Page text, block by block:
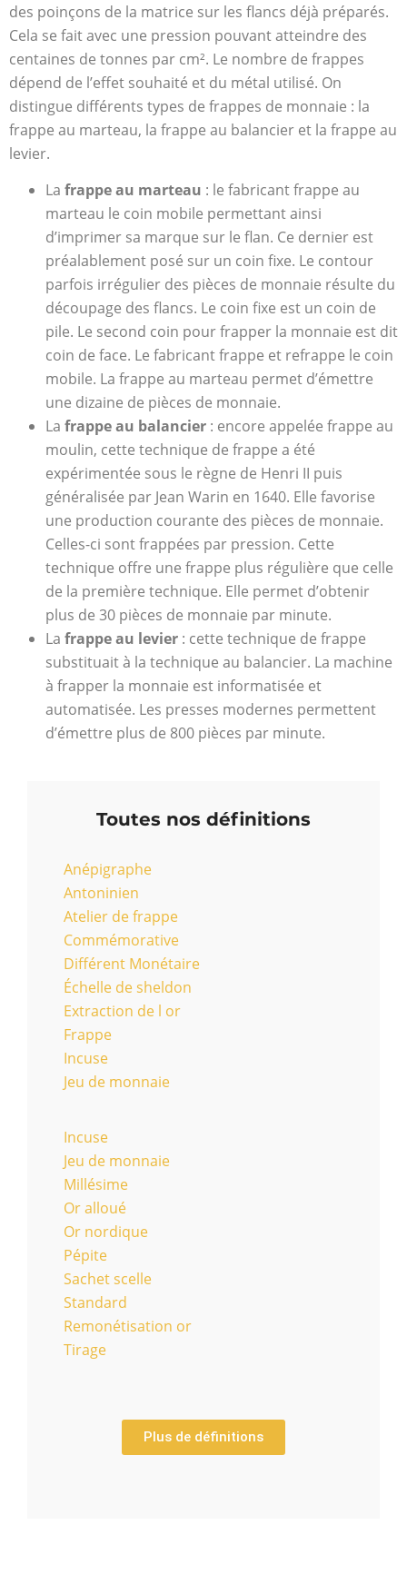
des poinçons de la matrice sur les flancs déjà préparés.
Cela se fait avec une pression pouvant atteindre des
centaines de tonnes par cm². Le nombre de frappes
dépend de l’effet souhaité et du métal utilisé. On
distingue différents types de frappes de monnaie : la
frappe au marteau, la frappe au balancier et la frappe au
levier.
La frappe au marteau : le fabricant frappe au
marteau le coin mobile permettant ainsi
d’imprimer sa marque sur le flan. Ce dernier est
préalablement posé sur un coin fixe. Le contour
parfois irrégulier des pièces de monnaie résulte du
découpage des flancs. Le coin fixe est un coin de
pile. Le second coin pour frapper la monnaie est dit
coin de face. Le fabricant frappe et refrappe le coin
mobile. La frappe au marteau permet d’émettre
une dizaine de pièces de monnaie.
La frappe au balancier : encore appelée frappe au
moulin, cette technique de frappe a été
expérimentée sous le règne de Henri II puis
généralisée par Jean Warin en 1640. Elle favorise
une production courante des pièces de monnaie.
Celles-ci sont frappées par pression. Cette
technique offre une frappe plus régulière que celle
de la première technique. Elle permet d’obtenir
plus de 30 pièces de monnaie par minute.
La frappe au levier : cette technique de frappe
substituait à la technique au balancier. La machine
à frapper la monnaie est informatisée et
automatisée. Les presses modernes permettent
d’émettre plus de 800 pièces par minute.
Toutes nos définitions
Anépigraphe
Antoninien
Atelier de frappe
Commémorative
Différent Monétaire
Échelle de sheldon
Extraction de l or
Frappe
Incuse
Jeu de monnaie
Incuse
Jeu de monnaie
Millésime
Or alloué
Or nordique
Pépite
Sachet scelle
Standard
Remonétisation or
Tirage
Plus de définitions